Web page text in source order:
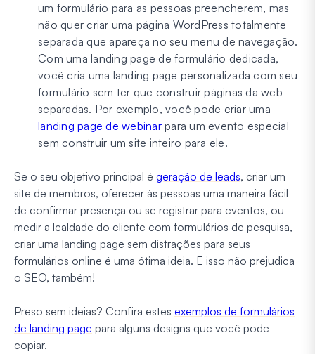
um formulário para as pessoas preencherem, mas
não quer criar uma página WordPress totalmente
separada que apareça no seu menu de navegação.
Com uma landing page de formulário dedicada,
você cria uma landing page personalizada com seu
formulário sem ter que construir páginas da web
separadas. Por exemplo, você pode criar uma
landing page de webinarpara um evento especial
sem construir um site inteiro para ele.
Se o seu objetivo principal é geração de leads, criar um
site de membros, oferecer às pessoas uma maneira fácil
de confirmar presença ou se registrar para eventos, ou
medir a lealdade do cliente com formulários de pesquisa,
criar uma landing page sem distrações para seus
formulários online é uma ótima ideia. E isso não prejudica
o SEO, também!
Preso sem ideias? Confira estes exemplos de formulários
de landing page para alguns designs que você pode
copiar.